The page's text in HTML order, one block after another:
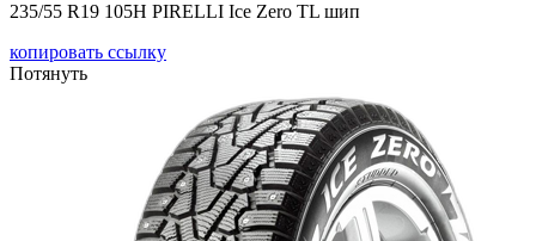
235/55 R19 105H PIRELLI Ice Zero TL шип
копировать ссылку
Потянуть